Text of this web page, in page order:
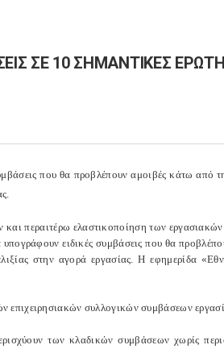
ΣΕ 10 ΣΗΜΑΝΤΙΚΕΣ
που θα προβλέπουν αμοιβές κάτω
περαιτέρω ελαστικοποίηση των
υπογράφουν ειδικές συμβάσεις που θα
στην αγορά εργασίας. Η εφημερίδα
επιχειρησιακών συλλογικών συμβάσεων
των κλαδικών συμβάσεων χωρίς